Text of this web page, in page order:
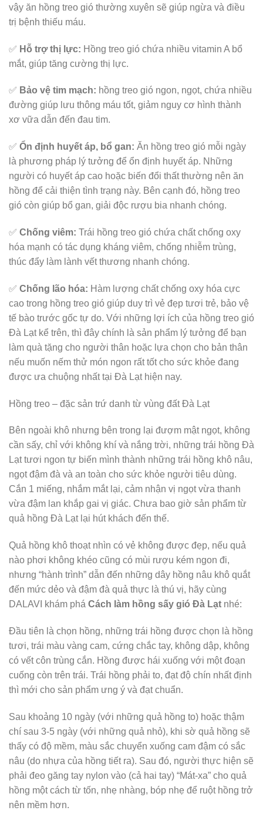
vậy ăn hồng treo gió thường xuyên sẽ giúp ngừa và điều
trị bệnh thiếu máu.
✅ Hỗ trợ thị lực: Hồng treo gió chứa nhiều vitamin A bổ
mắt, giúp tăng cường thị lực.
✅ Bảo vệ tim mạch: hồng treo gió ngon, ngọt, chứa nhiều
đường giúp lưu thông máu tốt, giảm nguy cơ hình thành
xơ vữa dẫn đến đau tim.
✅ Ổn định huyết áp, bổ gan: Ăn hồng treo gió mỗi ngày
là phương pháp lý tưởng để ổn định huyết áp. Những
người có huyết áp cao hoặc biến đổi thất thường nên ăn
hồng để cải thiện tình trạng này. Bên cạnh đó, hồng treo
gió còn giúp bổ gan, giải độc rượu bia nhanh chóng.
✅ Chống viêm: Trái hồng treo gió chứa chất chống oxy
hóa mạnh có tác dụng kháng viêm, chống nhiễm trùng,
thúc đẩy làm lành vết thương nhanh chóng.
✅ Chống lão hóa: Hàm lượng chất chống oxy hóa cực
cao trong hồng treo gió giúp duy trì vẻ đẹp tươi trẻ, bảo vệ
tế bào trước gốc tự do. Với những lợi ích của hồng treo gió
Đà Lạt kể trên, thì đây chính là sản phẩm lý tưởng để bạn
làm quà tặng cho người thân hoặc lựa chọn cho bản thân
nếu muốn nếm thử món ngon rất tốt cho sức khỏe đang
được ưa chuộng nhất tại Đà Lạt hiện nay.
Hồng treo – đặc sản trứ danh từ vùng đất Đà Lạt
Bên ngoài khô nhưng bên trong lại đượm mật ngọt, không
cần sấy, chỉ với không khí và nắng trời, những trái hồng Đà
Lạt tươi ngon tự biến mình thành những trái hồng khô nâu,
ngọt đậm đà và an toàn cho sức khỏe người tiêu dùng.
Cắn 1 miếng, nhắm mắt lại, cảm nhận vị ngọt vừa thanh
vừa đậm lan khắp gai vị giác. Chưa bao giờ sản phẩm từ
quả hồng Đà Lạt lại hút khách đến thế.
Quả hồng khô thoạt nhìn có vẻ không được đẹp, nếu quả
nào phơi không khéo cũng có mùi rượu kém ngon đi,
nhưng “hành trình” dẫn đến những dây hồng nâu khô quắt
đến mức dẻo và đậm đà quả thực là thú vị, hãy cùng
DALAVI khám phá Cách làm hồng sấy gió Đà Lạt nhé:
Đầu tiên là chọn hồng, những trái hồng được chọn là hồng
tươi, trái màu vàng cam, cứng chắc tay, không dập, không
có vết côn trùng cắn. Hồng được hái xuống với một đoạn
cuống còn trên trái. Trái hồng phải to, đạt độ chín nhất định
thì mới cho sản phẩm ưng ý và đạt chuẩn.
Sau khoảng 10 ngày (với những quả hồng to) hoặc thậm
chí sau 3-5 ngày (với những quả nhỏ), khi sờ quả hồng sẽ
thấy có độ mềm, màu sắc chuyển xuống cam đậm có sắc
nâu (do nhựa của hồng tiết ra). Sau đó, người thực hiện sẽ
phải đeo găng tay nylon vào (cả hai tay) “Mát-xa” cho quả
hồng một cách từ tốn, nhẹ nhàng, bóp nhẹ để ruột hồng trở
nên mềm hơn.